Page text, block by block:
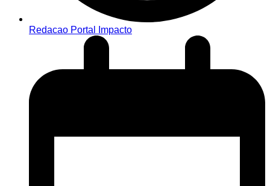
Redacao Portal Impacto